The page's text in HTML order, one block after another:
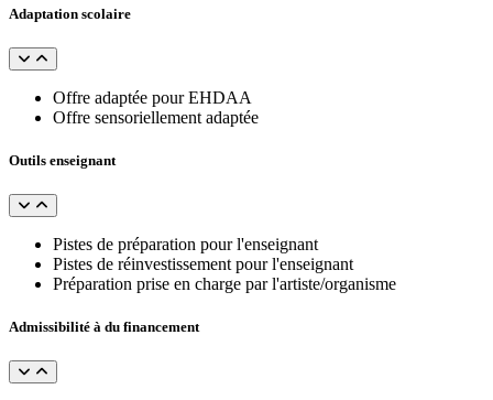
Adaptation scolaire
Offre adaptée pour EHDAA
Offre sensoriellement adaptée
Outils enseignant
Pistes de préparation pour l'enseignant
Pistes de réinvestissement pour l'enseignant
Préparation prise en charge par l'artiste/organisme
Admissibilité à du financement